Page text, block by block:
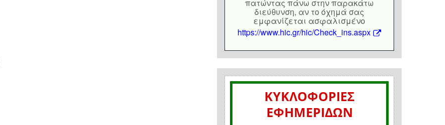
πατώντας πάνω στην παρακάτω
διεύθυνση, αν το όχημά σας
εμφανίζεται ασφαλισμένο
https://www.hic.gr/hic/Check_ins.aspx
ΚΥΚΛΟΦΟΡΙΕΣ
ΕΦΗΜΕΡΙΔΩΝ